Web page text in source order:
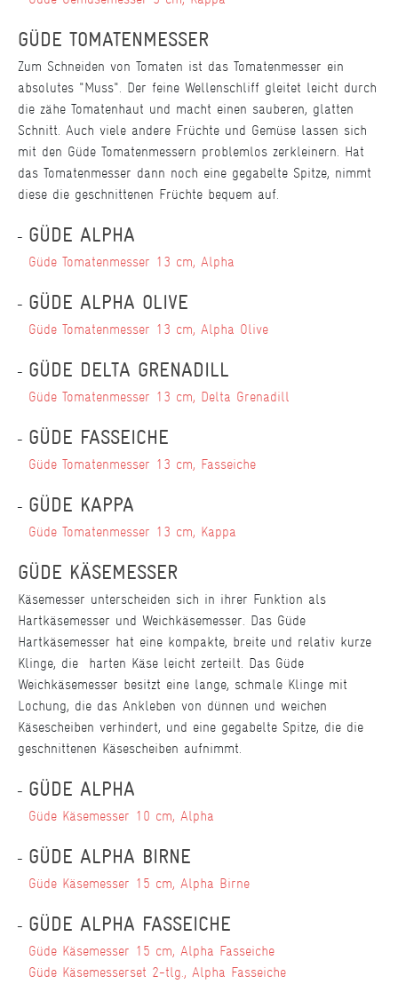
GÜDE TOMATENMESSER
Zum Schneiden von Tomaten ist das Tomatenmesser ein
absolutes "Muss". Der feine Wellenschliff gleitet leicht durch
die zähe Tomatenhaut und macht einen sauberen, glatten
Schnitt. Auch viele andere Früchte und Gemüse lassen sich
mit den Güde Tomatenmessern problemlos zerkleinern. Hat
das Tomatenmesser dann noch eine gegabelte Spitze, nimmt
diese die geschnittenen Früchte bequem auf.
GÜDE ALPHA
Güde Tomatenmesser 13 cm, Alpha
GÜDE ALPHA OLIVE
Güde Tomatenmesser 13 cm, Alpha Olive
GÜDE DELTA GRENADILL
Güde Tomatenmesser 13 cm, Delta Grenadill
GÜDE FASSEICHE
Güde Tomatenmesser 13 cm, Fasseiche
GÜDE KAPPA
Güde Tomatenmesser 13 cm, Kappa
GÜDE KÄSEMESSER
Käsemesser unterscheiden sich in ihrer Funktion als
Hartkäsemesser und Weichkäsemesser. Das Güde
Hartkäsemesser hat eine kompakte, breite und relativ kurze
Klinge, die harten Käse leicht zerteilt. Das Güde
Weichkäsemesser besitzt eine lange, schmale Klinge mit
Lochung, die das Ankleben von dünnen und weichen
Käsescheiben verhindert, und eine gegabelte Spitze, die die
geschnittenen Käsescheiben aufnimmt.
GÜDE ALPHA
Güde Käsemesser 10 cm, Alpha
GÜDE ALPHA BIRNE
Güde Käsemesser 15 cm, Alpha Birne
GÜDE ALPHA FASSEICHE
Güde Käsemesser 15 cm, Alpha Fasseiche
Güde Käsemesserset 2-tlg., Alpha Fasseiche